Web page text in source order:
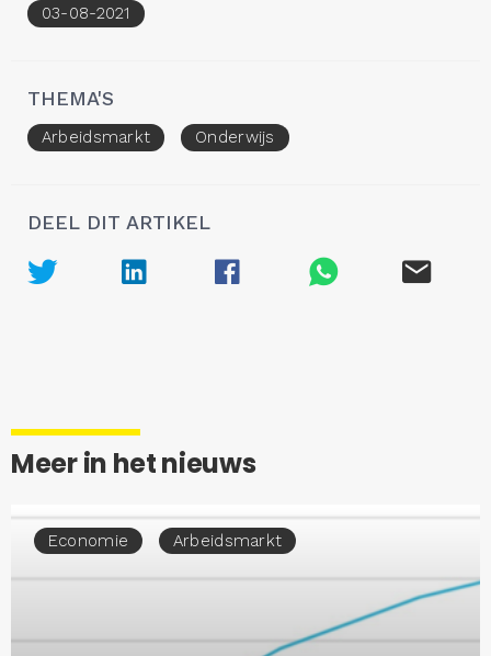
03-08-2021
THEMA'S
Arbeidsmarkt Onderwijs
DEEL DIT ARTIKEL
Meer in het nieuws
Economie Arbeidsmarkt